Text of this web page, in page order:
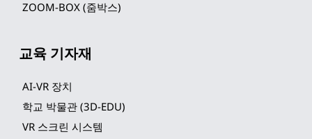
ZOOM-BOX (줌박스)
교육 기자재
AI-VR 장치
학교 박물관 (3D-EDU)
VR 스크린 시스템